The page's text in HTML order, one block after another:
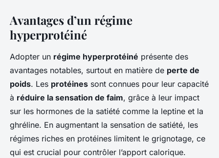
Avantages d’un régime
hyperprotéiné
Adopter un régime hyperprotéiné présente des
avantages notables, surtout en matière de perte de
poids. Les protéines sont connues pour leur capacité
à réduire la sensation de faim, grâce à leur impact
sur les hormones de la satiété comme la leptine et la
ghréline. En augmentant la sensation de satiété, les
régimes riches en protéines limitent le grignotage, ce
qui est crucial pour contrôler l’apport calorique.